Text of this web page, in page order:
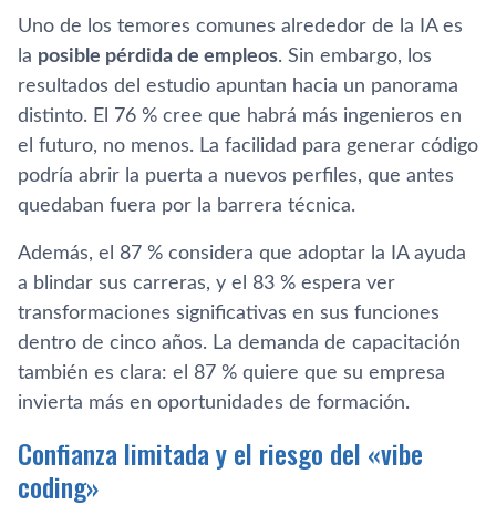
Uno de los temores comunes alrededor de la IA es
la posible pérdida de empleos. Sin embargo, los
resultados del estudio apuntan hacia un panorama
distinto. El 76 % cree que habrá más ingenieros en
el futuro, no menos. La facilidad para generar código
podría abrir la puerta a nuevos perfiles, que antes
quedaban fuera por la barrera técnica.
Además, el 87 % considera que adoptar la IA ayuda
a blindar sus carreras, y el 83 % espera ver
transformaciones significativas en sus funciones
dentro de cinco años. La demanda de capacitación
también es clara: el 87 % quiere que su empresa
invierta más en oportunidades de formación.
Confianza limitada y el riesgo del «vibe
coding»